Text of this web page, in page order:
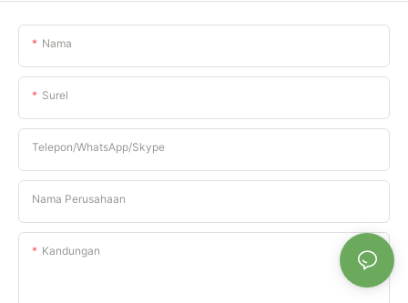
Nama
Surel
Telepon/WhatsApp/Skype
Nama Perusahaan
Kandungan